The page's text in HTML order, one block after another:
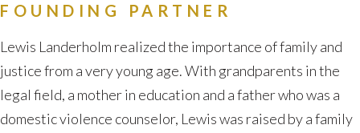
FOUNDING PARTNER
Lewis Landerholm realized the importance of family and
justice from a very young age. With grandparents in the
legal field, a mother in education and a father who was a
domestic violence counselor, Lewis was raised by a family